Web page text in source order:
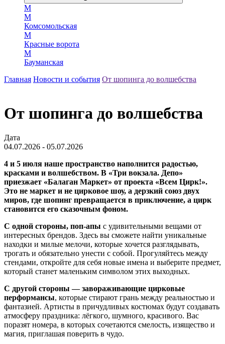
М
М
Комсомольская
М
Красные ворота
М
Бауманская
Главная Новости и события От шопинга до волшебства
От шопинга до волшебства
Дата
04.07.2026 - 05.07.2026
4 и 5 июля наше пространство наполнится радостью,
красками и волшебством. В «Три вокзала. Депо»
приезжает «Балаган Маркет» от проекта «Всем Цирк!».
Это не маркет и не цирковое шоу, а дерзкий союз двух
миров, где шопинг превращается в приключение, а цирк
становится его сказочным фоном.
С одной стороны, поп‑апы с удивительными вещами от
интересных брендов. Здесь вы сможете найти уникальные
находки и милые мелочи, которые хочется разглядывать,
трогать и обязательно унести с собой. Прогуляйтесь между
стендами, откройте для себя новые имена и выберите предмет,
который станет маленьким символом этих выходных.
С другой стороны — завораживающие цирковые
перформансы, которые стирают грань между реальностью и
фантазией. Артисты в причудливых костюмах будут создавать
атмосферу праздника: лёгкого, шумного, красивого. Вас
поразят номера, в которых сочетаются смелость, изящество и
магия, приглашая поверить в чудо.